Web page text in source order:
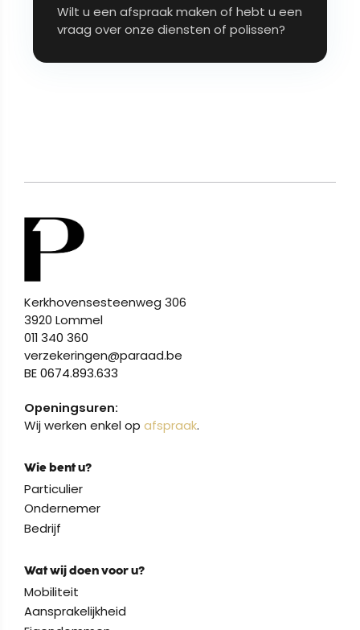
Wilt u een afspraak maken of hebt u een
vraag over onze diensten of polissen?
Kerkhovensesteenweg 306
3920 Lommel
011 340 360
verzekeringen@paraad.be
BE 0674.893.633
Openingsuren:
Wij werken enkel op afspraak.
Wie bent u?
Particulier
Ondernemer
Bedrijf
Wat wij doen voor u?
Mobiliteit
Aansprakelijkheid